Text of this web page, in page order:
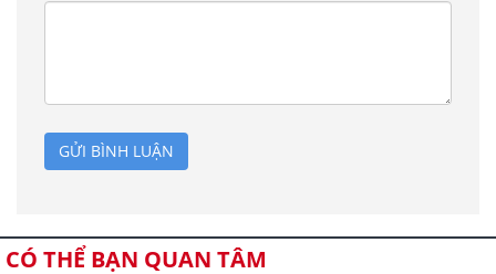
GỬI BÌNH LUẬN
CÓ THỂ BẠN QUAN TÂM